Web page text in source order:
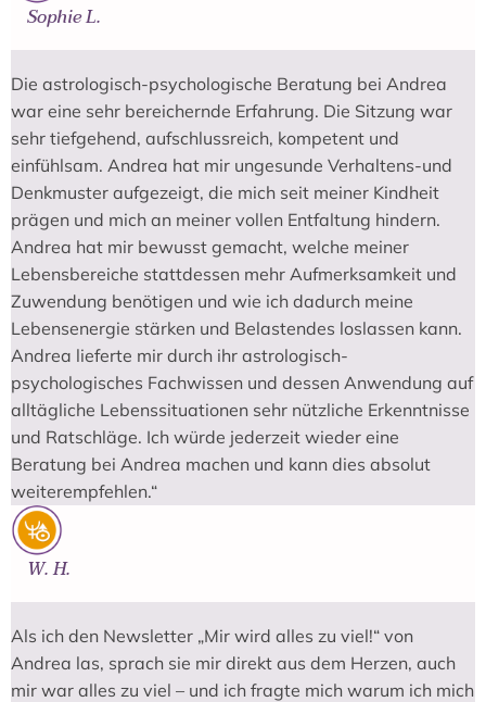
Sophie L.
Die astrologisch-psychologische Beratung bei Andrea
war eine sehr bereichernde Erfahrung. Die Sitzung war
sehr tiefgehend, aufschlussreich, kompetent und
einfühlsam. Andrea hat mir ungesunde Verhaltens-und
Denkmuster aufgezeigt, die mich seit meiner Kindheit
prägen und mich an meiner vollen Entfaltung hindern.
Andrea hat mir bewusst gemacht, welche meiner
Lebensbereiche stattdessen mehr Aufmerksamkeit und
Zuwendung benötigen und wie ich dadurch meine
Lebensenergie stärken und Belastendes loslassen kann.
Andrea lieferte mir durch ihr astrologisch-
psychologisches Fachwissen und dessen Anwendung auf
alltägliche Lebenssituationen sehr nützliche Erkenntnisse
und Ratschläge. Ich würde jederzeit wieder eine
Beratung bei Andrea machen und kann dies absolut
weiterempfehlen.“
W. H.
Als ich den Newsletter „Mir wird alles zu viel!“ von
Andrea las, sprach sie mir direkt aus dem Herzen, auch
mir war alles zu viel – und ich fragte mich warum ich mich